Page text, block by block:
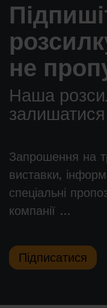
не
Наша
залишатися
Запрошення на
виставки,
спеціальні
компанії …
Підписатися